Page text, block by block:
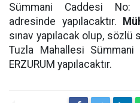
Sümmani Caddesi No:
adresinde yapılacaktır.
sınav yapılacak olup, sözlü
Tuzla Mahallesi
ERZURUM yapılacaktır.